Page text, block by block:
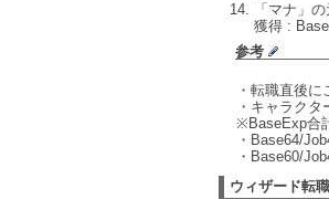
「マナ」
獲得 :
参考
・転職直後
・キャラク
※BaseExp合
・Base64/
・Base60/
ウィザード転職